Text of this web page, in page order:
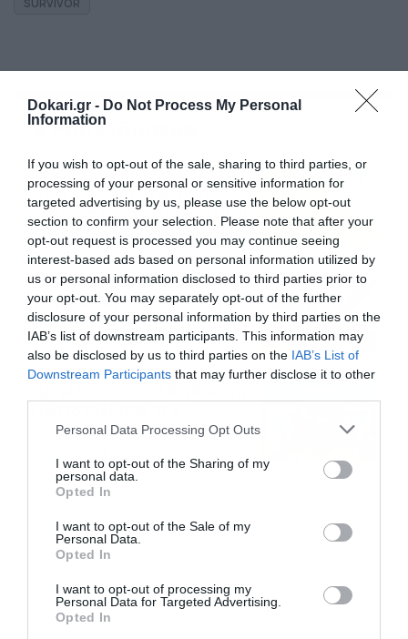
Dokari.gr - Do Not Process My Personal
Information
If you wish to opt-out of the sale, sharing to third parties, or
processing of your personal or sensitive information for
targeted advertising by us, please use the below opt-out
section to confirm your selection. Please note that after your
opt-out request is processed you may continue seeing
interest-based ads based on personal information utilized by
us or personal information disclosed to third parties prior to
your opt-out. You may separately opt-out of the further
disclosure of your personal information by third parties on the
IAB’s list of downstream participants. This information may
also be disclosed by us to third parties on the IAB’s List of
Downstream Participants that may further disclose it to other
Please note that this website/app uses one or more Google
not limited to your visit or usage behaviour. You may click to
grant or deny consent to Google and its third-party tags to
use your data for below specified purposes in below Google
consent section.
Personal Data Processing Opt Outs
I want to opt-out of the Sharing of my
personal data.
Opted In
I want to opt-out of the Sale of my
Personal Data.
Opted In
I want to opt-out of processing my
Personal Data for Targeted Advertising.
Opted In
SURVIVOR
Ροή Ειδήσεων
Καιρός Δεκαπενταύγουστο:
Η προοπτική εξέλιξης από
τον Σάκη Αρναούτογλου (vid)
08/08/2026 08:51
Εορτολόγιο 8-8: Ποιοι
γιορτάζουν σήμερα; Χρόνια
Πολλά
08/08/2026 08:25
Γερμανίας με πολλές
το ΠΑΜΕ ΣΤΟΙΧΗΜΑ